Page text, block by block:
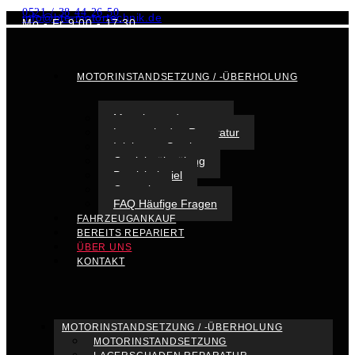
0521 / 38 44 26 50
info@bte-motortechnik.de
Mo - Fr 9:00 - 17:30
MOTORINSTANDSETZUNG / -ÜBERHOLUNG
Motorinstandsetzung
Lagerschaden Reparatur
Injektoren Service
Getriebeölspülung
Praxisbeispiel
Garantie
FAQ Häufige Fragen
FAHRZEUGANKAUF
BEREITS REPARIERT
ÜBER UNS
KONTAKT
MOTORINSTANDSETZUNG / -ÜBERHOLUNG
MOTORINSTANDSETZUNG